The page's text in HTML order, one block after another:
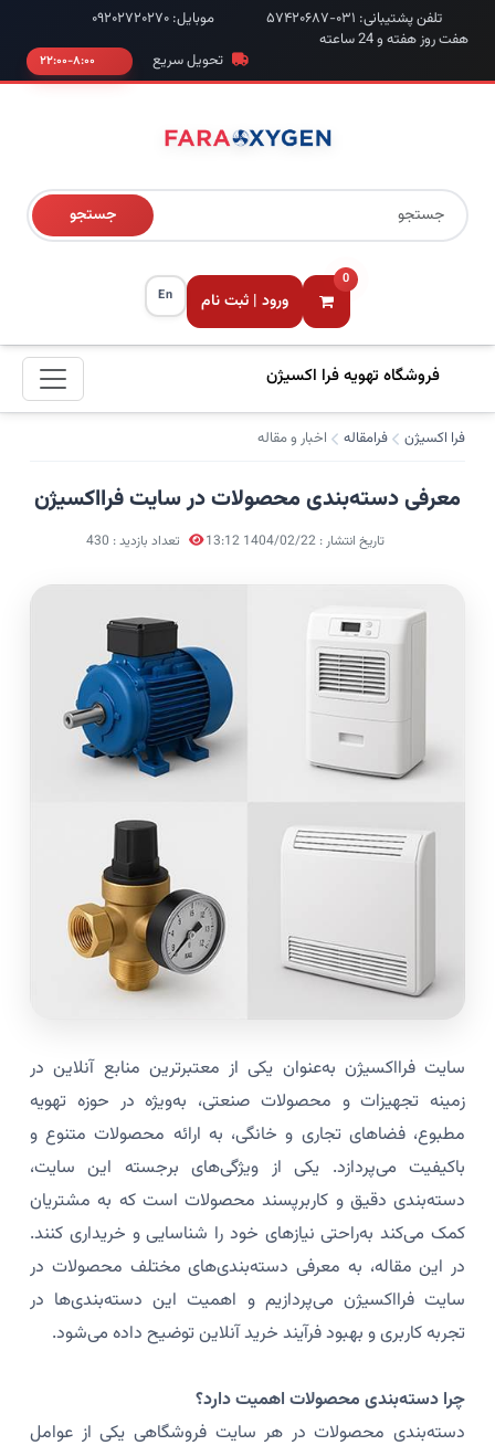
تلفن پشتیبانی: ۰۳۱-۵۷۴۲۰۶۸۷
موبایل: ۰۹۲۰۲۷۲۰۲۷۰
هفت روز هفته و 24 ساعته
تحویل سریع
جستجو
0
ورود | ثبت نام En
فروشگاه تهویه فرا اکسیژن
فرا اکسیژن فرامقاله اخبار و مقاله
معرفی دسته‌بندی محصولات در سایت فرااکسیژن
تاریخ انتشار : 1404/02/22 13:12 تعداد بازدید : 430
سایت فرااکسیژن به‌عنوان یکی از معتبرترین منابع آنلاین در
زمینه تجهیزات و محصولات صنعتی، به‌ویژه در حوزه تهویه
مطبوع، فضاهای تجاری و خانگی، به ارائه محصولات متنوع و
باکیفیت می‌پردازد. یکی از ویژگی‌های برجسته این سایت،
دسته‌بندی دقیق و کاربرپسند محصولات است که به مشتریان
کمک می‌کند به‌راحتی نیازهای خود را شناسایی و خریداری کنند.
در این مقاله، به معرفی دسته‌بندی‌های مختلف محصولات در
سایت فرااکسیژن می‌پردازیم و اهمیت این دسته‌بندی‌ها در
تجربه کاربری و بهبود فرآیند خرید آنلاین توضیح داده می‌شود.
چرا دسته‌بندی محصولات اهمیت دارد؟
دسته‌بندی محصولات در هر سایت فروشگاهی یکی از عوامل